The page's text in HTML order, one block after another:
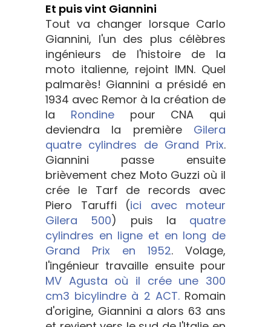
Et puis vint Giannini
Tout va changer lorsque Carlo
Giannini, l'un des plus célèbres
ingénieurs de l'histoire de la
moto italienne, rejoint IMN. Quel
palmarès! Giannini a présidé en
1934 avec Remor à la création de
la Rondinepour CNA qui
deviendra la première Gilera
quatre cylindres de Grand Prix.
Giannini passe ensuite
brièvement chez Moto Guzzi où il
crée le Tarf de records avec
Piero Taruffi (ici avec moteur
Gilera 500) puis la quatre
cylindres en ligne et en long de
Grand Prix en 1952. Volage,
l'ingénieur travaille ensuite pour
MV Agusta où il crée une 300
cm3 bicylindre à 2 ACT.Romain
d'origine, Giannini a alors 63 ans